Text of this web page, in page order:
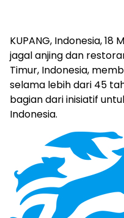
KUPANG, Indonesia,18
jagal anjing dan
Timur, Indonesia,
selama lebih dari 45
bagian dari inisiatif
Indonesia.